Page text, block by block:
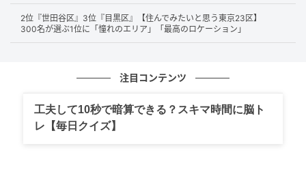
堂々の2位は「ハリアー」。
のバランスの良さが好評です。
視界の広さや運転支援機能の充実さ、加速やクッショ
ン性といったドライバー・同乗者双方への配慮が感じ
2位『世田谷区』3位『目黒区』【住んでみたいと思う東京23区】
300名が選ぶ1位に「憧れのエリア」「最高のロケーション」
注目コンテンツ
工夫して10秒で暗算できる？スキマ時間に脳ト
レ【毎日クイズ】